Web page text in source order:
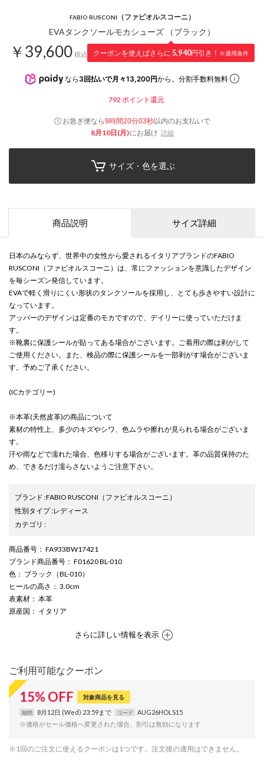
FABIO RUSCONI （ファビオルスコーニ）
EVAタンクソールモカシューズ （ブラック）
￥39,600 税込 クーポンを使えばさらに 5,940円引き！ ※適用条件
なら 3回払いで月々13,200円から。分割手数料無料
792 ポイント還元
お急ぎ便なら9時間20分02秒以内のお支払いで
8月10日(月)にお届け 詳細
サイズ・色を選ぶ
商品説明 サイズ詳細
日本のみならず、世界中の女性から愛されるイタリアブランドのFABIO
RUSCONI（ファビオルスコーニ）は、常にファッションを意識したデザイン
を毎シーズン発信しています。
EVAで軽く滑りにくい形状のタンクソールを採用し、とても歩きやすい設計に
なっています。
アッパーのデザインは定番のモカですので、デイリーに使っていただけま
す。
※靴裏に保護シールが貼ってある場合がございます。ご着用の際は剥がして
ご使用ください。また、検品の際に保護シールを一部剥がす場合がございま
す。予めご了承ください。
(ICカテゴリー)
※本革(天然皮革)の商品について
素材の特性上、多少のキズやシワ、色ムラや擦れが見られる場合がございま
す。
汗や雨などで濡れた場合、色移りする場合がございます。革の品質保持のた
め、できるだけ濡らさないようご注意下さい。
ブランド :FABIO RUSCONI （ファビオルスコーニ）
性別タイプ:レディース
カテゴリ :
商品番号 ： FA933BW17421
ブランド商品番号 ： F01620 BL-010
色 ： ブラック（BL-010）
ヒールの高さ ： 3.0cm
表素材 ： 本革
原産国 ： イタリア
さらに詳しい情報を表示
ご利用可能なクーポン
15% OFF 対象商品を見る
期間 8月12日 (Wed) 23:59まで コード
AUG26HOLS15
※価格がセール価格へ変更された場合、割引は無効になります
※1回のご注文に使えるクーポンは1つです。注文後の適用はできません。